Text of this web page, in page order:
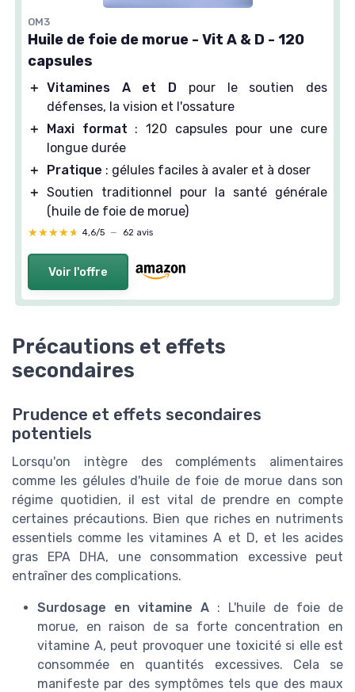
OM3
Huile de foie de morue - Vit A & D - 120
capsules
＋ Vitamines A et D pour le soutien des
défenses, la vision et l'ossature
＋
Maxi format : 120 capsules pour une cure
longue durée
＋
Pratique : gélules faciles à avaler et à doser
＋ Soutien traditionnel pour la santé générale
(huile de foie de morue)
★★★★★
★★★★★ 4,6/5 — 62 avis
Voir l'offre
Précautions et effets
secondaires
Prudence et effets secondaires
potentiels
Lorsqu'on intègre des compléments alimentaires
comme les gélules d'huile de foie de morue dans son
régime quotidien, il est vital de prendre en compte
certaines précautions. Bien que riches en nutriments
essentiels comme les vitamines A et D, et les acides
gras EPA DHA, une consommation excessive peut
entraîner des complications.
Surdosage en vitamine A : L'huile de foie de
morue, en raison de sa forte concentration en
vitamine A, peut provoquer une toxicité si elle est
consommée en quantités excessives. Cela se
manifeste par des symptômes tels que des maux